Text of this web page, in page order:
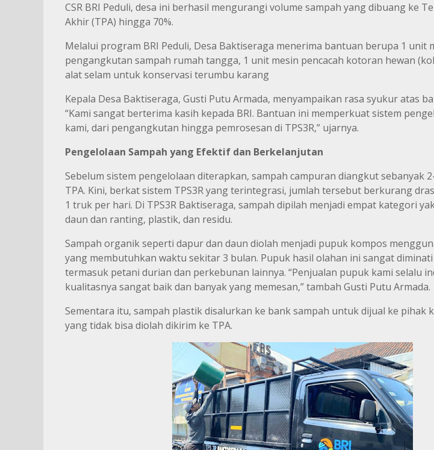
CSR BRI Peduli, desa ini berhasil mengurangi volume sampah yang dibuang ke
Akhir (TPA) hingga 70%.
Melalui program BRI Peduli, Desa Baktiseraga menerima bantuan berupa 1 unit
pengangkutan sampah rumah tangga, 1 unit mesin pencacah kotoran hewan
alat selam untuk konservasi terumbu karang
Kepala Desa Baktiseraga, Gusti Putu Armada, menyampaikan rasa syukur atas
“Kami sangat berterima kasih kepada BRI. Bantuan ini memperkuat sistem
kami, dari pengangkutan hingga pemrosesan di TPS3R,” ujarnya.
Pengelolaan Sampah yang Efektif dan Berkelanjutan
Sebelum sistem pengelolaan diterapkan, sampah campuran diangkut sebanyak
TPA. Kini, berkat sistem TPS3R yang terintegrasi, jumlah tersebut berkurang
1 truk per hari. Di TPS3R Baktiseraga, sampah dipilah menjadi empat kategori
daun dan ranting, plastik, dan residu.
Sampah organik seperti dapur dan daun diolah menjadi pupuk kompos
yang membutuhkan waktu sekitar 3 bulan. Pupuk hasil olahan ini sangat
termasuk petani durian dan perkebunan lainnya. “Penjualan pupuk kami selalu
kualitasnya sangat baik dan banyak yang memesan,” tambah Gusti Putu Armada.
Sementara itu, sampah plastik disalurkan ke bank sampah untuk dijual ke pihak
yang tidak bisa diolah dikirim ke TPA.